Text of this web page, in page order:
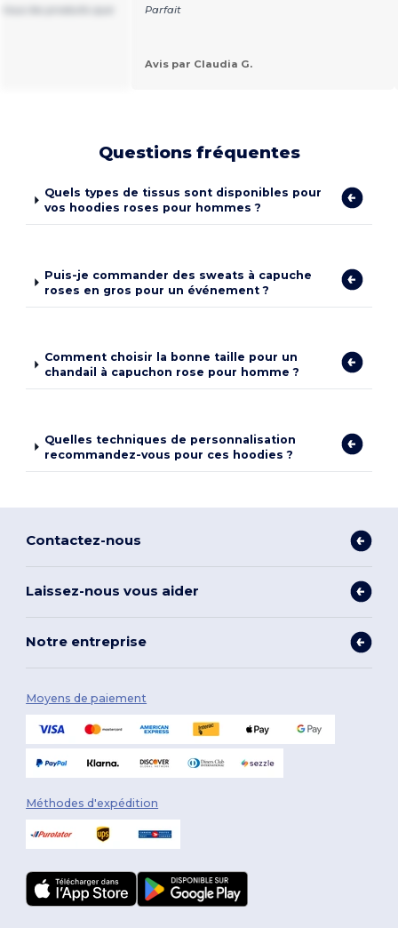
Parfait
Avis par Claudia G.
Questions fréquentes
Quels types de tissus sont disponibles pour
vos hoodies roses pour hommes ?
Puis-je commander des sweats à capuche
roses en gros pour un événement ?
Comment choisir la bonne taille pour un
chandail à capuchon rose pour homme ?
Quelles techniques de personnalisation
recommandez-vous pour ces hoodies ?
Contactez-nous
Laissez-nous vous aider
Notre entreprise
Moyens de paiement
Méthodes d'expédition